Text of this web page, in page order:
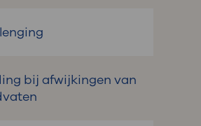
bij afwijkingen van